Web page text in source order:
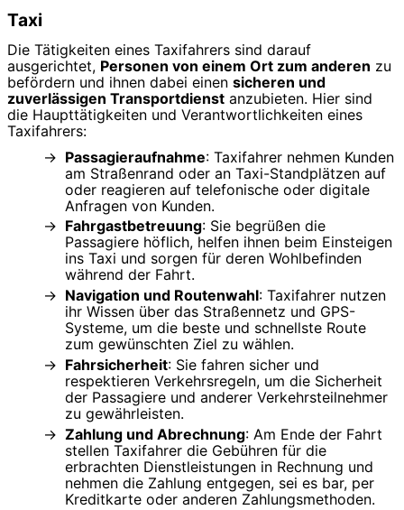
Taxi
Die Tätigkeiten eines Taxifahrers sind darauf
ausgerichtet, Personen von einem Ort zum anderen zu
befördern und ihnen dabei einen sicheren und
zuverlässigen Transportdienst anzubieten. Hier sind
die Haupttätigkeiten und Verantwortlichkeiten eines
Taxifahrers:
Passagieraufnahme: Taxifahrer nehmen Kunden
am Straßenrand oder an Taxi-Standplätzen auf
oder reagieren auf telefonische oder digitale
Anfragen von Kunden.
Fahrgastbetreuung: Sie begrüßen die
Passagiere höflich, helfen ihnen beim Einsteigen
ins Taxi und sorgen für deren Wohlbefinden
während der Fahrt.
Navigation und Routenwahl: Taxifahrer nutzen
ihr Wissen über das Straßennetz und GPS-
Systeme, um die beste und schnellste Route
zum gewünschten Ziel zu wählen.
Fahrsicherheit: Sie fahren sicher und
respektieren Verkehrsregeln, um die Sicherheit
der Passagiere und anderer Verkehrsteilnehmer
zu gewährleisten.
Zahlung und Abrechnung: Am Ende der Fahrt
stellen Taxifahrer die Gebühren für die
erbrachten Dienstleistungen in Rechnung und
nehmen die Zahlung entgegen, sei es bar, per
Kreditkarte oder anderen Zahlungsmethoden.